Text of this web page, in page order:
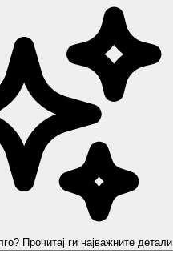
Прочитај ги најважните детали